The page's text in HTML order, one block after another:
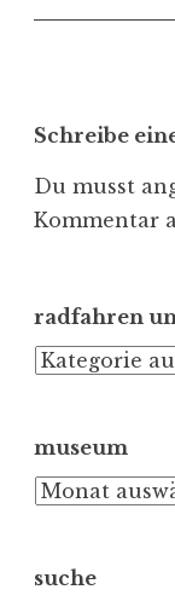
Schreibe
Du musst
Kommentar
radfahren
radfahren
museum
museum
suche